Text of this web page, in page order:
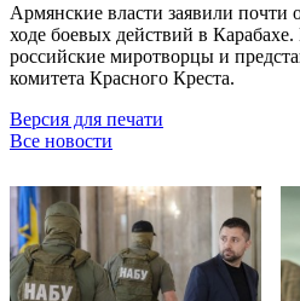
Армянские власти заявили почти
ходе боевых действий в
российские миротворцы и
комитета Красного Креста.
Версия для печати
Все новости